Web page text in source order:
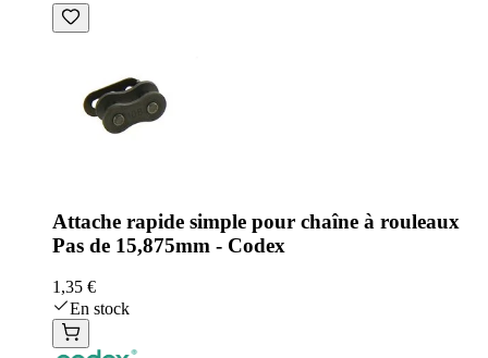
Attache rapide simple pour chaîne à rouleaux
Pas de 15,875mm - Codex
1,35 €
En stock